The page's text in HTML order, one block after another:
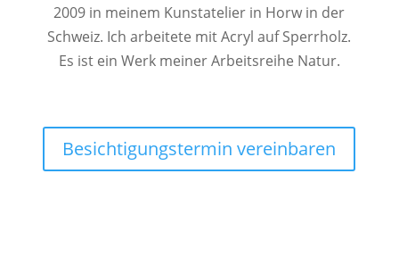
2009 in meinem Kunstatelier in Horw in der
Schweiz. Ich arbeitete mit Acryl auf Sperrholz.
Es ist ein Werk meiner Arbeitsreihe Natur.
Besichtigungstermin vereinbaren